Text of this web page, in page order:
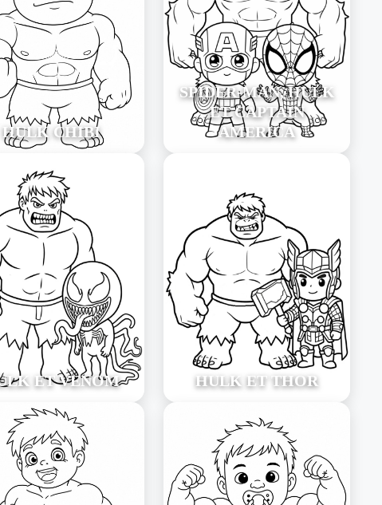
HULK CHIBI
SPIDER-MAN, HULK
ET CAPTAIN
AMERICA
ET VENOM HULK ET THOR